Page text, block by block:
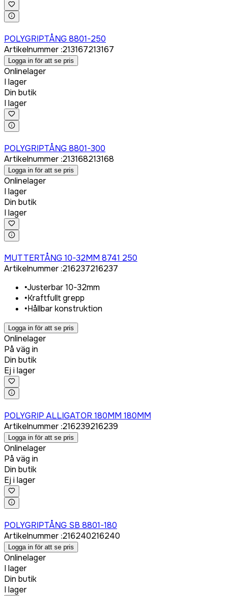
POLYGRIPTÅNG 8801-250
Artikelnummer:213167213167
Logga in för att se pris
Onlinelager
I lager
Din butik
I lager
POLYGRIPTÅNG 8801-300
Artikelnummer:213168213168
Logga in för att se pris
Onlinelager
I lager
Din butik
I lager
MUTTERTÅNG 10-32MM 8741 250
Artikelnummer:216237216237
•Justerbar 10-32mm
•Kraftfullt grepp
•Hållbar konstruktion
Logga in för att se pris
Onlinelager
På väg in
Din butik
Ej i lager
POLYGRIP ALLIGATOR 180MM 180MM
Artikelnummer:216239216239
Logga in för att se pris
Onlinelager
På väg in
Din butik
Ej i lager
POLYGRIPTÅNG SB 8801-180
Artikelnummer:216240216240
Logga in för att se pris
Onlinelager
I lager
Din butik
I lager